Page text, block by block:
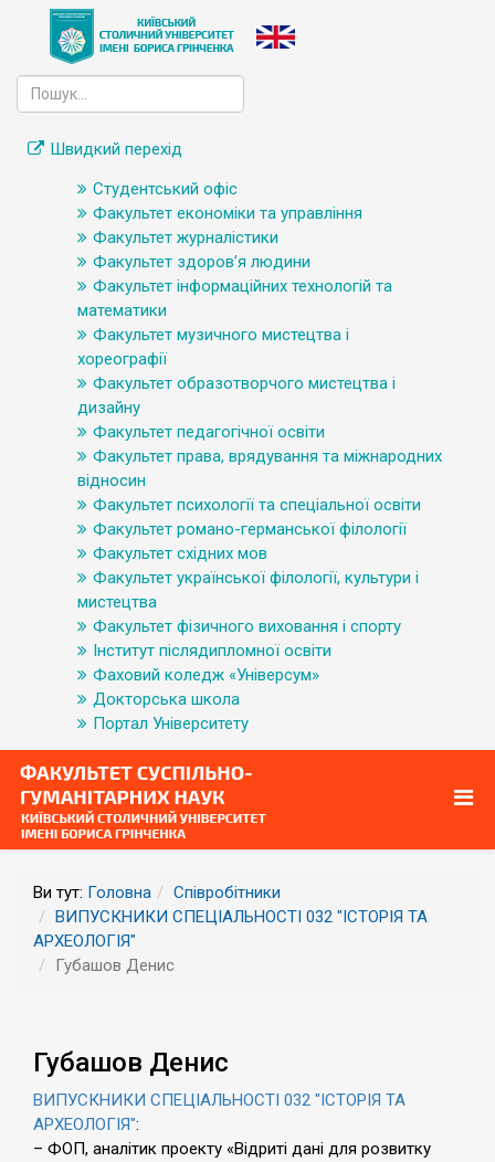
Швидкий перехід
Студентський офіс
Факультет економіки та управління
Факультет журналістики
Факультет здоров’я людини
Факультет інформаційних технологій та
математики
Факультет музичного мистецтва і
хореографії
Факультет образотворчого мистецтва і
дизайну
Факультет педагогічної освіти
Факультет права, врядування та міжнародних
відносин
Факультет психології та спеціальної освіти
Факультет романо-германської філології
Факультет східних мов
Факультет української філології, культури і
мистецтва
Факультет фізичного виховання і спорту
Інститут післядипломної освіти
Фаховий коледж «Універсум»
Докторська школа
Портал Університету
Ви тут: Головна
Співробітники
ВИПУСКНИКИ СПЕЦІАЛЬНОСТІ 032 "ІСТОРІЯ ТА
АРХЕОЛОГІЯ"
Губашов Денис
Губашов Денис
ВИПУСКНИКИ СПЕЦІАЛЬНОСТІ 032 "ІСТОРІЯ ТА
АРХЕОЛОГІЯ":
– ФОП, аналітик проекту «Відриті дані для розвитку